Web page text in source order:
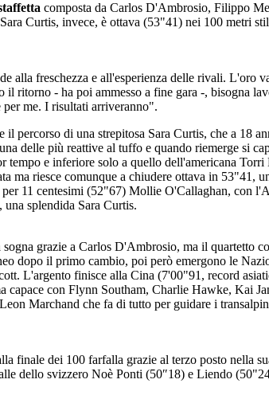
composta da Carlos D'Ambrosio, Filippo
Curtis, invece, è ottava (53"41) nei 100 metri
alla freschezza e all'esperienza delle rivali. L'oro
il ritorno - ha poi ammesso a fine gara -, bisogna
per me. I risultati arriveranno".
di una strepitosa Sara Curtis, che a 18
delle più reattive al tuffo e quando riemerge si
e inferiore solo a quello dell'americana
ma riesce comunque a chiudere ottava in 53"41,
11 centesimi (52"67) Mollie O'Callaghan, con
splendida Sara Curtis.
grazie a Carlos D'Ambrosio, ma il quartetto
dopo il primo cambio, poi però emergono le
L'argento finisce alla Cina (7'00"91, record
con Flynn Southam, Charlie Hawke, Kai
Marchand che fa di tutto per guidare i
finale dei 100 farfalla grazie al terzo posto nella
dello svizzero Noè Ponti (50″18) e Liendo